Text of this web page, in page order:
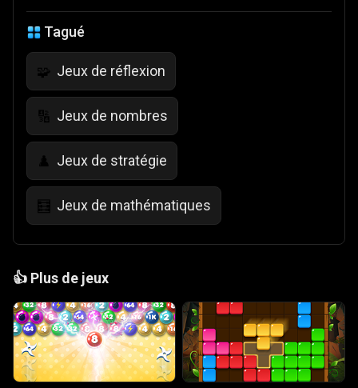
Tagué
🧩 Jeux de réflexion
🔢 Jeux de nombres
♟️ Jeux de stratégie
🧮 Jeux de mathématiques
👍 Plus de jeux